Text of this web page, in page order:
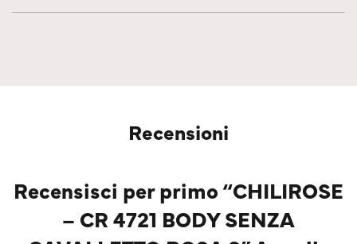
Recensioni
Recensisci per primo “CHILIROSE
– CR 4721 BODY SENZA